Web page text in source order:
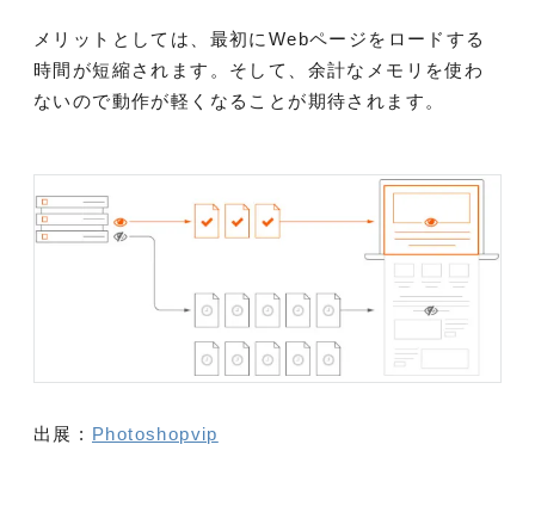
メリットとしては、最初にWebページをロードする
時間が短縮されます。そして、余計なメモリを使わ
ないので動作が軽くなることが期待されます。
出展 : Photoshopvip